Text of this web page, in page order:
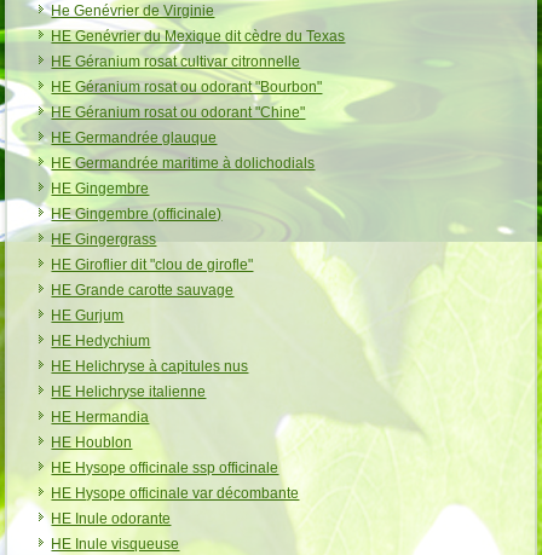
He Genévrier de Virginie
HE Genévrier du Mexique dit cèdre du Texas
HE Géranium rosat cultivar citronnelle
HE Géranium rosat ou odorant "Bourbon"
HE Géranium rosat ou odorant "Chine"
HE Germandrée glauque
HE Germandrée maritime à dolichodials
HE Gingembre
HE Gingembre (officinale)
HE Gingergrass
HE Giroflier dit "clou de girofle"
HE Grande carotte sauvage
HE Gurjum
HE Hedychium
HE Helichryse à capitules nus
HE Helichryse italienne
HE Hermandia
HE Houblon
HE Hysope officinale ssp officinale
HE Hysope officinale var décombante
HE Inule odorante
HE Inule visqueuse